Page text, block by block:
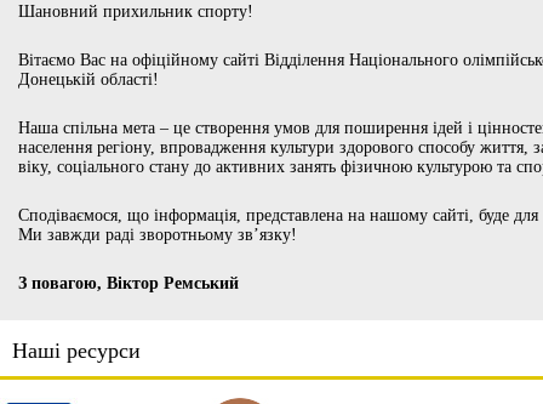
Шановний прихильник спорту!
Вітаємо Вас на офіційному сайті Відділення Національного
Донецькій області!
Наша спільна мета – це створення умов для поширення ідей і
населення регіону, впровадження культури здорового способу життя,
віку, соціального стану до активних занять фізичною культурою та
Сподіваємося, що інформація, представлена на нашому сайті, буде
Ми завжди раді зворотньому зв’язку!
З повагою, Віктор Ремський
Наші ресурси